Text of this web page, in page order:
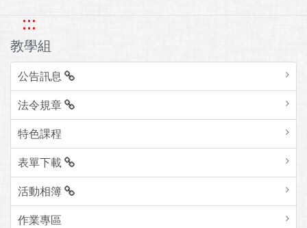
:::
教學組
公告訊息
法令規章
特色課程
表單下載
活動相簿
作業專區